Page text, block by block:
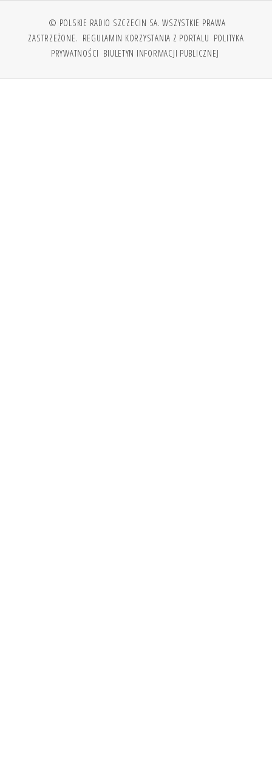
© POLSKIE RADIO SZCZECIN SA. WSZYSTKIE PRAWA
ZASTRZEŻONE. REGULAMIN KORZYSTANIA Z PORTALU POLITYKA
PRYWATNOŚCI BIULETYN INFORMACJI PUBLICZNEJ